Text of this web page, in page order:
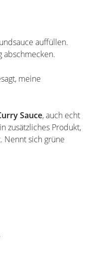
auffüllen.
abschmecken.
meine
Sauce, auch echt
zusätzliches Produkt,
Nennt sich grüne